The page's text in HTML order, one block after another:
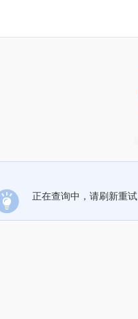
正在查询中，请刷新重试